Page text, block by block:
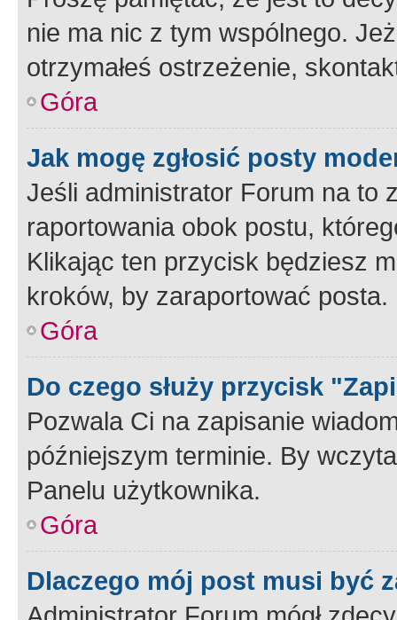
nie ma nic z tym wspólnego.
otrzymałeś ostrzeżenie,
Góra
Jak mogę zgłosić posty
Jeśli administrator Forum na to
raportowania obok postu,
Klikając ten przycisk będziesz
kroków, by zaraportować posta.
Góra
Do czego służy przycisk
Pozwala Ci na zapisanie
późniejszym terminie. By
Panelu użytkownika.
Góra
Dlaczego mój post musi być